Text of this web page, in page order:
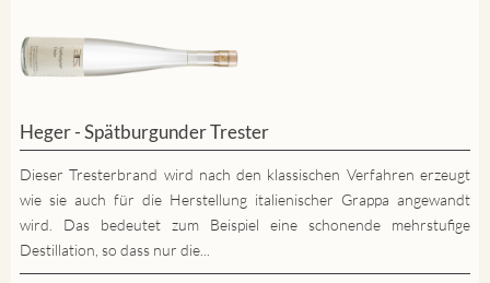
Heger - Spätburgunder Trester
Dieser Tresterbrand wird nach den klassischen Verfahren erzeugt
wie sie auch für die Herstellung italienischer Grappa angewandt
wird. Das bedeutet zum Beispiel eine schonende mehrstufige
Destillation, so dass nur die...